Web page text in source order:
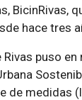
BicinRivas,
hace tres
puso
de medidas